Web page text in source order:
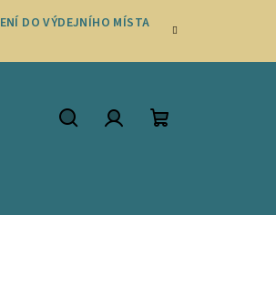
DO VÝDEJNÍHO MÍSTA